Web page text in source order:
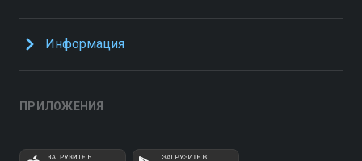
Информация
ПРИЛОЖЕНИЯ